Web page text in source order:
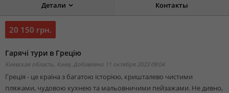
Детали Контакты
20 150 грн.
Гарячі тури в Грецію
Киевская область, Киев, Добавлено 11 октября 2023 09:04
Греція - це країна з багатою історією, кришталево чистими
пляжами, чудовою кухнею та мальовничими пейзажами. Не дивно,